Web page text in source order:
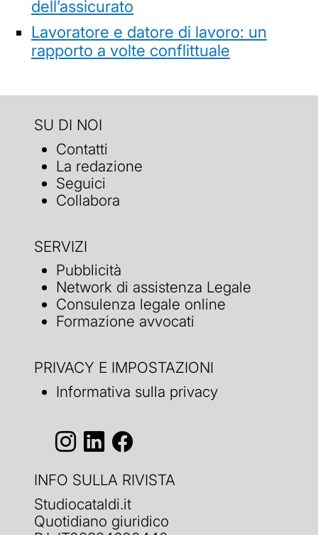
dell’assicurato
Lavoratore e datore di lavoro: un
rapporto a volte conflittuale
SU DI NOI
Contatti
La redazione
Seguici
Collabora
SERVIZI
Pubblicità
Network di assistenza Legale
Consulenza legale online
Formazione avvocati
PRIVACY E IMPOSTAZIONI
Informativa sulla privacy
INFO SULLA RIVISTA
Studiocataldi.it
Quotidiano giuridico